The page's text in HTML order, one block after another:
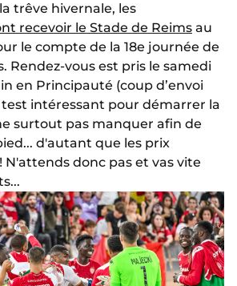
trêve hivernale, les
recevoir le Stade de Reims au
le compte de la 18e journée de
Rendez-vous est pris le samedi
en Principauté (coup d’envoi
test intéressant pour démarrer la
surtout pas manquer afin de
d'autant que les prix
donc pas et vas vite